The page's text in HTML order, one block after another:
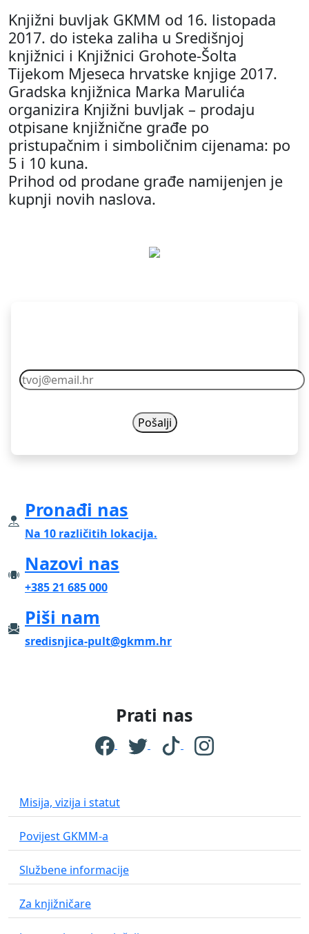
Knjižni buvljak GKMM od 16. listopada
2017. do isteka zaliha u Središnjoj
knjižnici i Knjižnici Grohote-Šolta
Tijekom Mjeseca hrvatske knjige 2017.
Gradska knjižnica Marka Marulića
organizira Knjižni buvljak – prodaju
otpisane knjižnične građe po
pristupačnim i simboličnim cijenama: po
5 i 10 kuna.
Prihod od prodane građe namijenjen je
kupnji novih naslova.
Pronađi nas
Na 10 različitih lokacija.
Nazovi nas
+385 21 685 000
Piši nam
sredisnjica-pult@gkmm.hr
Prati nas
Misija, vizija i statut
Povijest GKMM-a
Službene informacije
Za knjižničare